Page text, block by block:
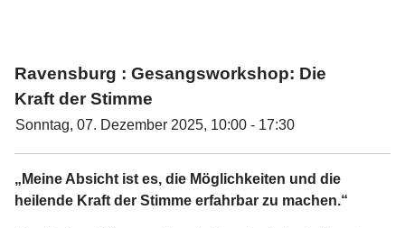
Ravensburg : Gesangsworkshop: Die
Kraft der Stimme
Sonntag, 07. Dezember 2025, 10:00 - 17:30
„Meine Absicht ist es, die Möglichkeiten und die
heilende Kraft der Stimme erfahrbar zu machen.“